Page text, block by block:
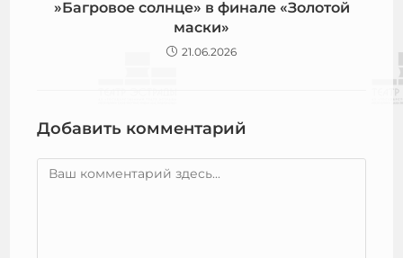
»Багровое солнце» в финале «Золотой
маски»
21.06.2026
Добавить комментарий